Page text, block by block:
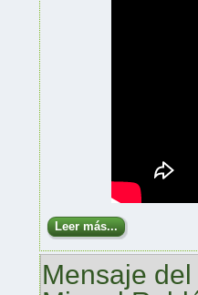
Leer más...
Mensaje